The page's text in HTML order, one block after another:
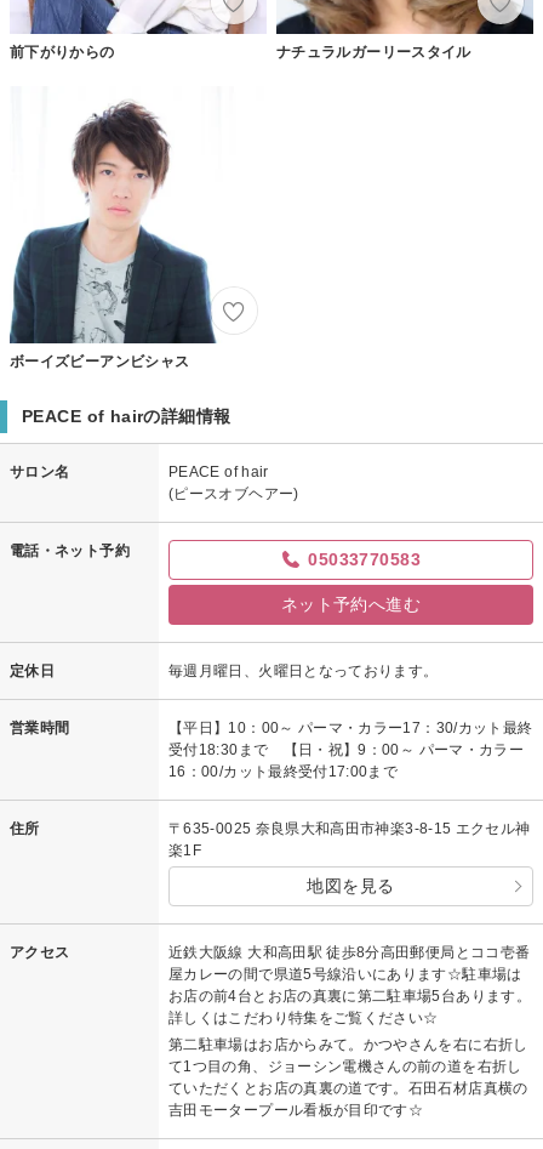
前下がりからの ナチュラルガーリースタイル
ボーイズビーアンビシャス
PEACE of hairの詳細情報
サロン名
PEACE of hair
(ピースオブヘアー)
電話・ネット予約 05033770583
ネット予約へ進む
定休日 毎週月曜日、火曜日となっております。
営業時間
【平日】10：00～ パーマ・カラー17：30/カット最終
受付18:30まで 【日・祝】9：00～ パーマ・カラー
16：00/カット最終受付17:00まで
住所
〒635-0025 奈良県大和高田市神楽3-8-15 エクセル神
楽1F
地図を見る
アクセス
近鉄大阪線 大和高田駅 徒歩8分高田郵便局とココ壱番
屋カレーの間で県道5号線沿いにあります☆駐車場は
お店の前4台とお店の真裏に第二駐車場5台あります。
詳しくはこだわり特集をご覧ください☆
第二駐車場はお店からみて。かつやさんを右に右折し
て1つ目の角、ジョーシン電機さんの前の道を右折し
ていただくとお店の真裏の道です。石田石材店真横の
吉田モータープール看板が目印です☆